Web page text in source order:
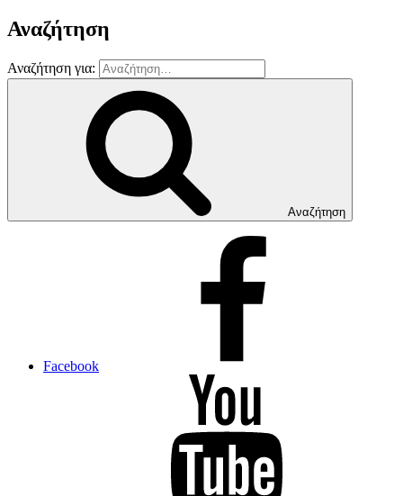
Αναζήτηση
Αναζήτηση για:
Αναζήτηση
Facebook